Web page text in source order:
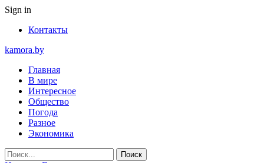
Sign in
Контакты
kamora.by
Главная
В мире
Интересное
Общество
Погода
Разное
Экономика